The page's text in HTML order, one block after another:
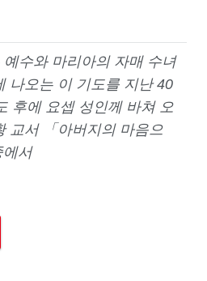
수와 마리아의 자매 수녀
나오는 이 기도를 지난 40
후에 요셉 성인께 바쳐 오
교서 「아버지의 마음으
에서